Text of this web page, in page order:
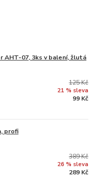
AHT-07, 3ks v balení, žlutá
125 Kč
21 % sleva
99 Kč
profi
389 Kč
26 % sleva
289 Kč